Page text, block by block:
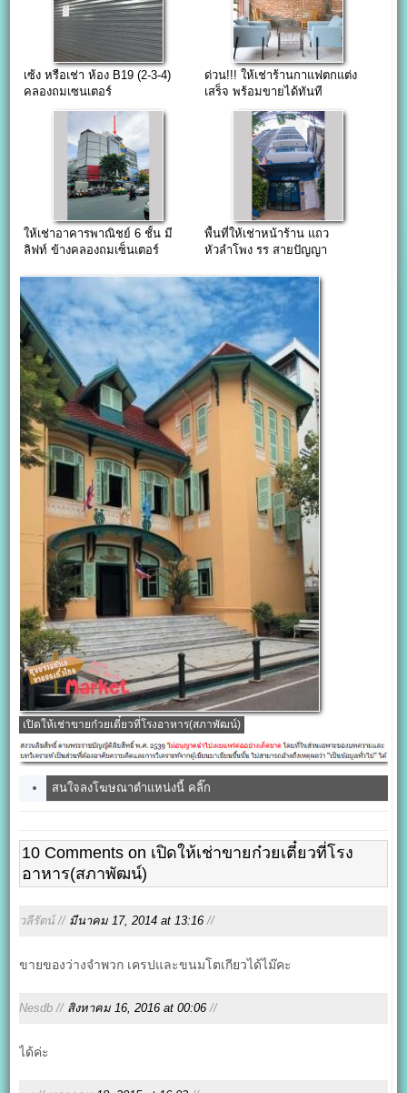
เซ้ง หรือเช่า ห้อง B19 (2-3-4)
คลองถมเซนเตอร์
ด่วน!!! ให้เช่าร้านกาแฟตกแต่ง
เสร็จ พร้อมขายได้ทันที
ให้เช่าอาคารพาณิชย์ 6 ชั้น มี
ลิฟท์ ข้างคลองถมเซ็นเตอร์
พื้นที่ให้เช่าหน้าร้าน แถว
หัวลำโพง รร สายปัญญา
เปิดให้เช่าขายก๋วยเตี๋ยวที่โรงอาหาร(สภาพัฒน์)
สนใจลงโฆษณาตำแหน่งนี้ คลิ๊ก
10 Comments on เปิดให้เช่าขายก๋วยเตี๋ยวที่โรง
อาหาร(สภาพัฒน์)
วลีรัตน์ // มีนาคม 17, 2014 at 13:16 //
ขายของว่างจำพวก เครปและขนมโตเกียวได้ไม๊คะ
Nesdb // สิงหาคม 16, 2016 at 00:06 //
ได้ค่ะ